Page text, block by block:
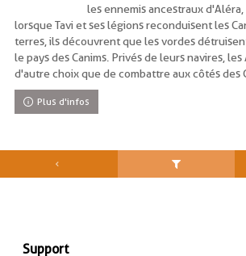
les ennemis ancestraux d'Aléra,
lorsque Tavi et ses légions reconduisent les
terres, ils découvrent que les vordes
le pays des Canims. Privés de leurs navires,
d'autre choix que de combattre aux côtés des
Plus d'infos
Support